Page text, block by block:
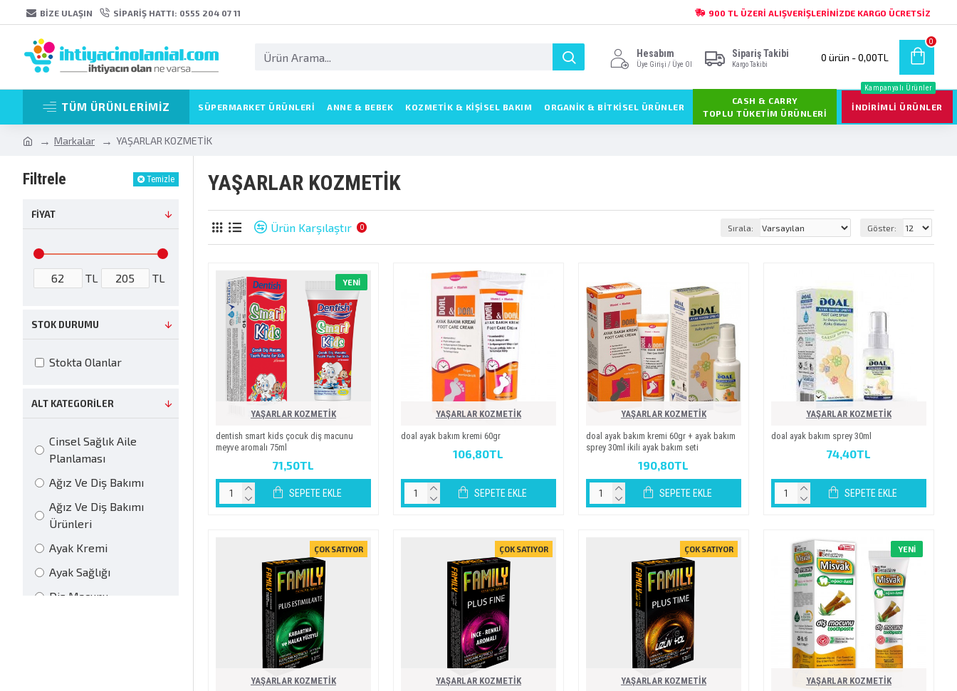
BIZE ULAŞIN SIPARIŞ HATTI: 0555 204 07 11 900 TL ÜZERI ALIŞVERIŞLERINIZDE KARGO ÜCRETSIZ
Hesabım
Üye Girişi / Üye Ol
Sipariş Takibi
Kargo Takibi
0 ürün - 0,00TL
0
TÜM ÜRÜNLERİMİZ SÜPERMARKET ÜRÜNLERI ANNE & BEBEK KOZMETIK & KIŞISEL BAKIM ORGANİK & BİTKİSEL ÜRÜNLER
CASH & CARRY
TOPLU TÜKETIM ÜRÜNLERI
İNDIRIMLI ÜRÜNLER
Kampanyalı Ürünler
Markalar YAŞARLAR KOZMETİK
Filtrele Temizle
FIYAT
TL TL
ALT KATEGORILER
Cinsel Sağlık Aile
Planlaması
Ağız Ve Diş Bakımı
Ağız Ve Diş Bakımı
Ürünleri
Ayak Kremi
Ayak Sağlığı
Diş Macunu
STOK DURUMU
Stokta Olanlar
YAŞARLAR KOZMETİK
Ürün Karşılaştır 0 Sırala: Göster:
YENI
YAŞARLAR KOZMETİK
denti̇sh smart ki̇ds çocuk di̇ş macunu
meyve aromali 75ml
71,50TL
SEPETE EKLE
YAŞARLAR KOZMETİK
doal ayak bakim kremi̇ 60gr
106,80TL
SEPETE EKLE
YAŞARLAR KOZMETİK
doal ayak bakim kremi̇ 60gr + ayak bakim
sprey 30ml i̇ki̇li̇ ayak bakim seti̇
190,80TL
SEPETE EKLE
YAŞARLAR KOZMETİK
doal ayak bakim sprey 30ml
74,40TL
SEPETE EKLE
ÇOK SATIYOR
YAŞARLAR KOZMETİK
ÇOK SATIYOR
YAŞARLAR KOZMETİK
ÇOK SATIYOR
YAŞARLAR KOZMETİK
YENI
YAŞARLAR KOZMETİK